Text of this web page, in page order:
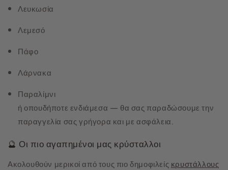
Λευκωσία
Λεμεσό
Πάφο
Λάρνακα
Παραλίμνι
ή οπουδήποτε ενδιάμεσα — θα σας παραδώσουμε την
παραγγελία σας γρήγορα και με ασφάλεια.
🔮 Οι πιο αγαπημένοι μας κρύσταλλοι
Ακολουθούν μερικοί από τους πιο δημοφιλείς κρυστάλλους